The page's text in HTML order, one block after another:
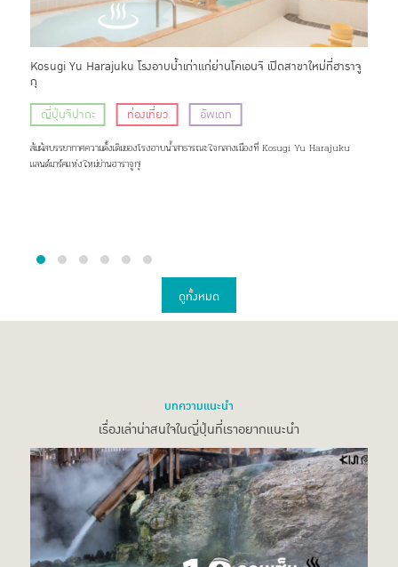
Kosugi Yu Harajuku โรงอาบน้ำเก่าแก่ย่านโคเอนจิ เปิดสาขาใหม่ที่ฮาราจู
กุ
ญี่ปุ่นจิปาถะ
ท่องเที่ยว อัพเดท
สัมผัสบรรยากาศความดั้งเดิมของโรงอาบน้ำสาธารณะใจกลางเมืองที่ Kosugi Yu Harajuku
แลนด์มาร์คแห่งใหม่ย่านฮาราจูกุ!
ดูทั้งหมด
บทความแนะนำ
เรื่องเล่าน่าสนใจในญี่ปุ่นที่เราอยากแนะนำ